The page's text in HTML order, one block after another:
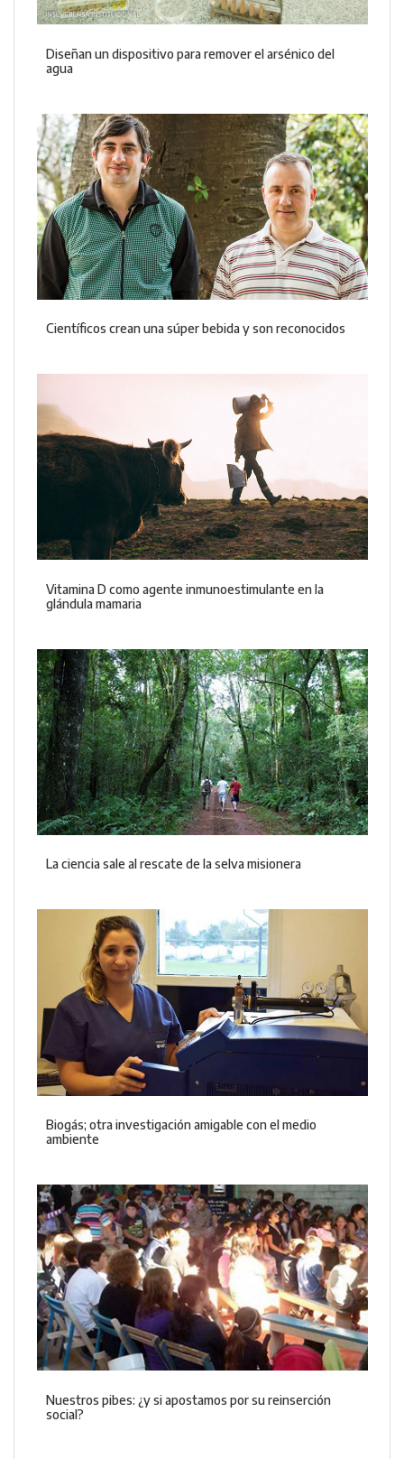
Diseñan un dispositivo para remover el arsénico del
agua
Científicos crean una súper bebida y son reconocidos
Vitamina D como agente inmunoestimulante en la
glándula mamaria
La ciencia sale al rescate de la selva misionera
Biogás; otra investigación amigable con el medio
ambiente
Nuestros pibes: ¿y si apostamos por su reinserción
social?